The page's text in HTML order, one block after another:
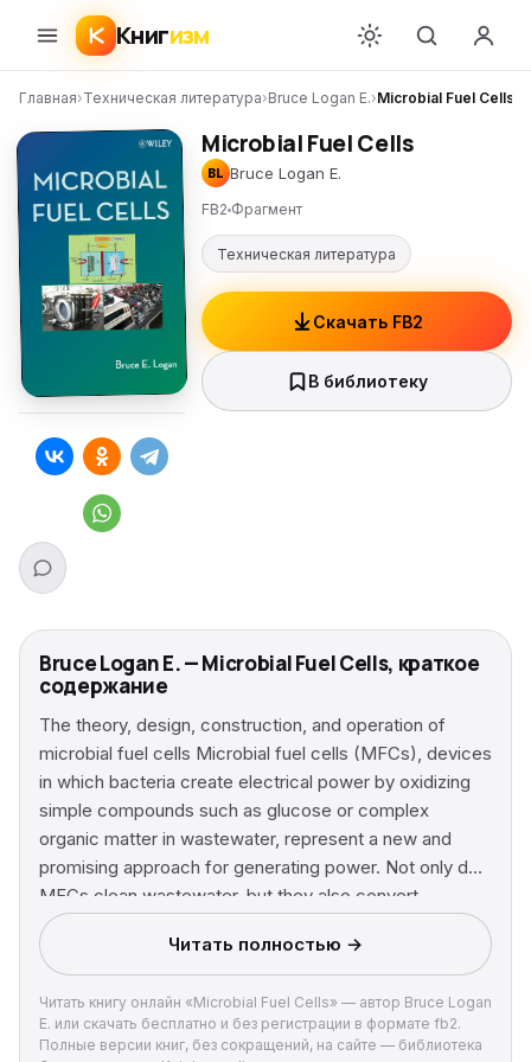
Книгизм
Главная›Техническая литература›Bruce Logan E.›Microbial Fuel Cells
Microbial Fuel Cells
BL Bruce Logan E.
FB2 Фрагмент
Техническая литература
Скачать FB2
В библиотеку
Bruce Logan E. — Microbial Fuel Cells, краткое
содержание
The theory, design, construction, and operation of
microbial fuel cells Microbial fuel cells (MFCs), devices
in which bacteria create electrical power by oxidizing
simple compounds such as glucose or complex
organic matter in wastewater, represent a new and
promising approach for generating power. Not only do
MFCs clean wastewater, but they also convert
organics in these wastewaters into usable energy.
Given the world's limited supply of fossil fuels and
fossil fuels' impact on climate change, MFC
technology's ability to create renewable, carbon-
neutral energy has generated tremendous interest
Читать полностью →
Читать книгу онлайн «Microbial Fuel Cells» — автор Bruce Logan
E. или скачать бесплатно и без регистрации в формате fb2.
Полные версии книг, без сокращений, на сайте — библиотека